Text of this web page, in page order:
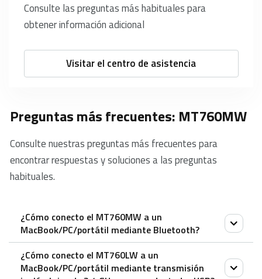
Consulte las preguntas más habituales para
obtener información adicional
Visitar el centro de asistencia
Preguntas más frecuentes: MT760MW
Consulte nuestras preguntas más frecuentes para
encontrar respuestas y soluciones a las preguntas
habituales.
¿Cómo conecto el MT760MW a un
MacBook/PC/portátil mediante Bluetooth?
1. Enciende el ratón. La luz del dispositivo empezará
¿Cómo conecto el MT760LW a un
MacBook/PC/portátil mediante transmisión